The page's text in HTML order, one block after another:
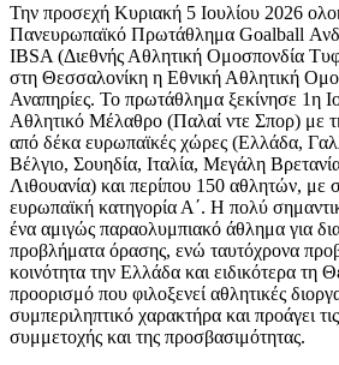
Την προσεχή Κυριακή 5 Ιουλίου 2026
Πανευρωπαϊκό Πρωτάθλημα Goalball
IBSA (Διεθνής Αθλητική Ομοσπονδία
στη Θεσσαλονίκη η Εθνική Αθλητική
Αναπηρίες. Το πρωτάθλημα ξεκίνησε 1η
Αθλητικό Μέλαθρο (Παλαί ντε Σπορ) με
από δέκα ευρωπαϊκές χώρες (Ελλάδα,
Βέλγιο, Σουηδία, Ιταλία, Μεγάλη
Λιθουανία) και περίπου 150 αθλητών, με
ευρωπαϊκή κατηγορία Α΄. Η πολύ
ένα αμιγώς παραολυμπιακό άθλημα για
προβλήματα όρασης, ενώ ταυτόχρονα
κοινότητα την Ελλάδα και ειδικότερα τη
προορισμό που φιλοξενεί αθλητικές
συμπεριληπτικό χαρακτήρα και προάγει
συμμετοχής και της προσβασιμότητας.